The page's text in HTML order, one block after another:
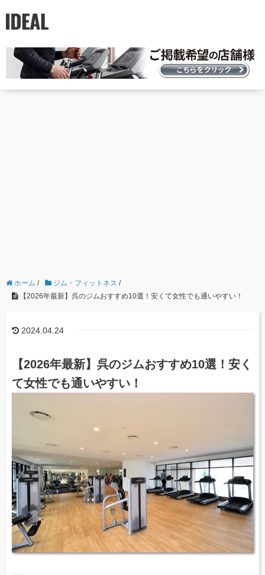
ホーム / ジム・フィットネス /
【2026年最新】呉のジムおすすめ10選！安くて女性でも通いやすい！
2024.04.24
【2026年最新】呉のジムおすすめ10選！安く
て女性でも通いやすい！